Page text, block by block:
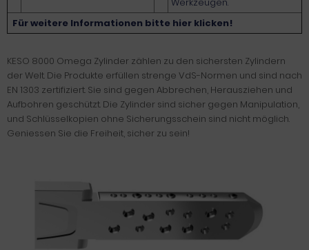
Für weitere Informationen bitte hier klicken!
KESO 8000 Omega Zylinder zählen zu den sichersten Zylindern
der Welt. Die Produkte erfüllen strenge VdS-Normen und sind nach
EN 1303 zertifiziert. Sie sind gegen Abbrechen, Herausziehen und
Aufbohren geschützt. Die Zylinder sind sicher gegen Manipulation,
und Schlüsselkopien ohne Sicherungsschein sind nicht möglich.
Geniessen Sie die Freiheit, sicher zu sein!